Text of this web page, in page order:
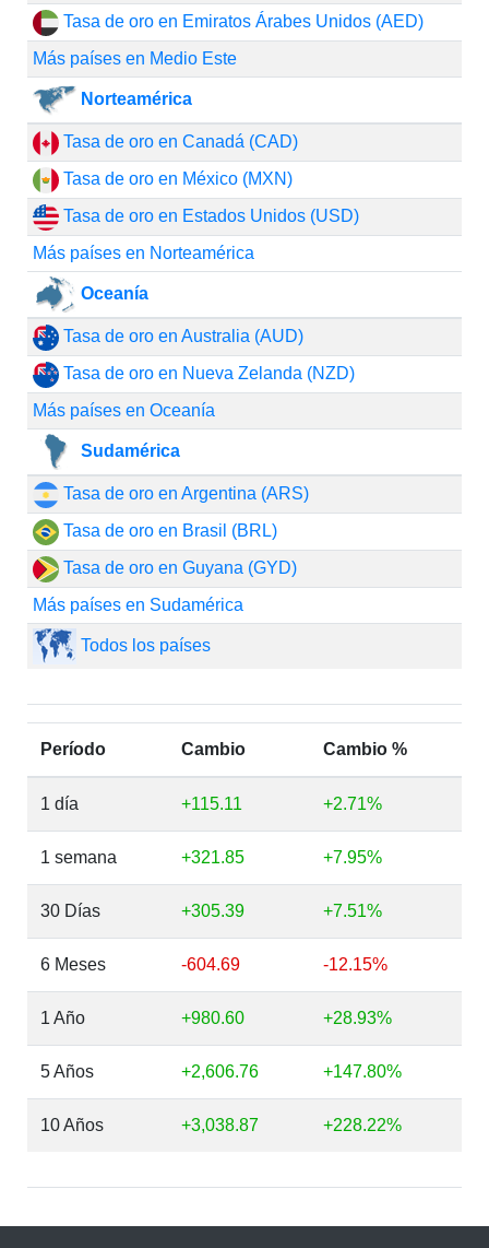
Tasa de oro en Emiratos Árabes Unidos (AED)
Más países en Medio Este
Norteamérica
Tasa de oro en Canadá (CAD)
Tasa de oro en México (MXN)
Tasa de oro en Estados Unidos (USD)
Más países en Norteamérica
Oceanía
Tasa de oro en Australia (AUD)
Tasa de oro en Nueva Zelanda (NZD)
Más países en Oceanía
Sudamérica
Tasa de oro en Argentina (ARS)
Tasa de oro en Brasil (BRL)
Tasa de oro en Guyana (GYD)
Más países en Sudamérica
Todos los países
Período Cambio Cambio %
1 día +115.11 +2.71%
1 semana +321.85 +7.95%
30 Días +305.39 +7.51%
6 Meses -604.69 -12.15%
1 Año +980.60 +28.93%
5 Años +2,606.76 +147.80%
10 Años +3,038.87 +228.22%